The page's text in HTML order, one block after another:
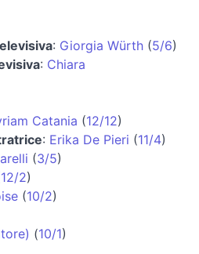
: Giorgia Würth (5/6)
: Chiara
Catania (12/12)
: Erika De Pieri (11/4)
(3/5)
12/2)
(10/2)
(10/1)